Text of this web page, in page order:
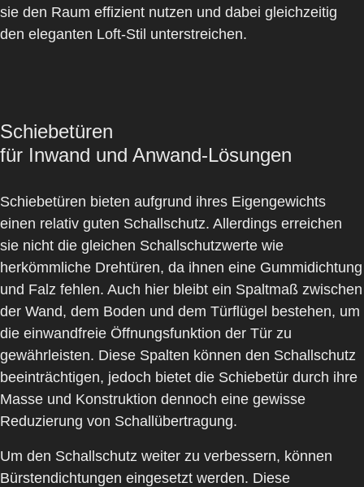
sie den Raum effizient nutzen und dabei gleichzeitig
den eleganten Loft-Stil unterstreichen.
Schiebetüren
für Inwand und Anwand-Lösungen
Schiebetüren bieten aufgrund ihres Eigengewichts
einen relativ guten Schallschutz. Allerdings erreichen
sie nicht die gleichen Schallschutzwerte wie
herkömmliche Drehtüren, da ihnen eine Gummidichtung
und Falz fehlen. Auch hier bleibt ein Spaltmaß zwischen
der Wand, dem Boden und dem Türflügel bestehen, um
die einwandfreie Öffnungsfunktion der Tür zu
gewährleisten. Diese Spalten können den Schallschutz
beeinträchtigen, jedoch bietet die Schiebetür durch ihre
Masse und Konstruktion dennoch eine gewisse
Reduzierung von Schallübertragung.
Um den Schallschutz weiter zu verbessern, können
Bürstendichtungen eingesetzt werden. Diese